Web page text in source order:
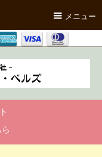
メニュー